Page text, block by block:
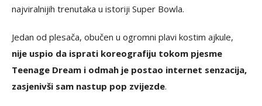
najviralnijih trenutaka u istoriji Super Bowla.
Jedan od plesača, obučen u ogromni plavi kostim ajkule,
nije uspio da isprati koreografiju tokom pjesme
Teenage Dream i odmah je postao internet senzacija,
zasjenivši sam nastup pop zvijezde.